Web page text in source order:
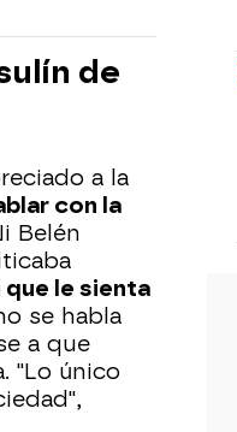
de
a la
con la
Belén
que le sienta
se habla
a que
"Lo único